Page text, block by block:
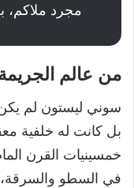
مجرد ملاكم،
من عالم
سوني ليستون لم
بل كانت له خلفية
خمسينيات القرن
في السطو والسرقة،